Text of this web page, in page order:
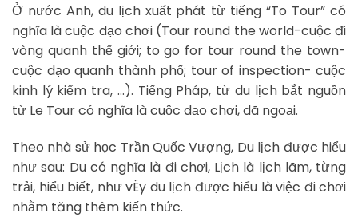
Ở nước Anh, du lịch xuất phát từ tiếng “To Tour” có
nghĩa là cuộc dạo chơi (Tour round the world-cuộc đi
vòng quanh thế giới; to go for tour round the town-
cuộc dạo quanh thành phố; tour of inspection- cuộc
kinh lý kiểm tra, …). Tiếng Pháp, từ du lịch bắt nguồn
từ Le Tour có nghĩa là cuộc dạo chơi, dã ngoại.
Theo nhà sử học Trần Quốc Vượng, Du lịch được hiểu
như sau: Du có nghĩa là đi chơi, Lịch là lịch lãm, từng
trải, hiểu biết, như vËy du lịch được hiểu là việc đi chơi
nhằm tăng thêm kiến thức.